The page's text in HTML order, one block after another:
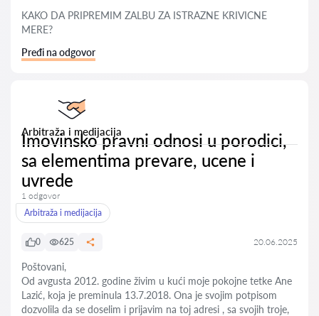
KAKO DA PRIPREMIM ZALBU ZA ISTRAZNE KRIVICNE
MERE?
Pređi na odgovor
Arbitraža i medijacija
Imovinsko pravni odnosi u porodici,
sa elementima prevare, ucene i
uvrede
1 odgovor
Arbitraža i medijacija
0 625 20.06.2025
Poštovani,
Od avgusta 2012. godine živim u kući moje pokojne tetke Ane
Lazić, koja je preminula 13.7.2018. Ona je svojim potpisom
dozvolila da se doselim i prijavim na toj adresi , sa svojih troje,